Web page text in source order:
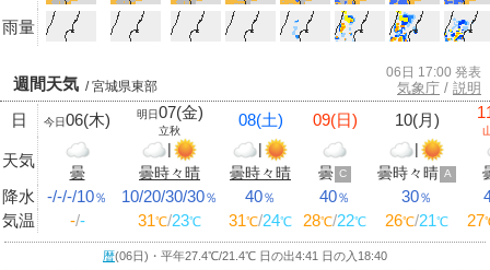
雨量
週間天気 / 宮城県東部
06日 17:00 発表
気象庁 / 説明
日 今日06(木) 明日07(金)
立秋
08(土) 09(日) 10(月)
天気
曇
|
曇時々晴
|
曇時々晴
曇 C
|
曇時々晴 A
降水 -/-/-/10％ 10/20/30/30％ 40％ 40％ 30％
気温
-/- 31℃/23℃ 31℃/24℃ 28℃/22℃ 26℃/21℃ 27
暦(06日)・平年27.4℃/21.4℃ 日の出4:41 日の入18:40